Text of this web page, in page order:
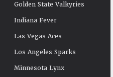
Golden State Valkyries
Indiana Fever
Las Vegas Aces
Los Angeles Sparks
Minnesota Lynx